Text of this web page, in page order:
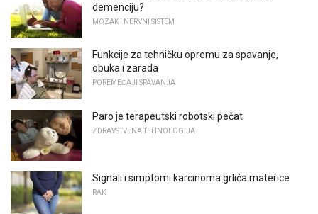
demenciju?
MOZAK I NERVNI SISTEM
Funkcije za tehničku opremu za spavanje,
obuka i zarada
POREMEĆAJI SPAVANJA
Paro je terapeutski robotski pečat
ZDRAVSTVENA TEHNOLOGIJA
Signali i simptomi karcinoma grlića materice
RAK